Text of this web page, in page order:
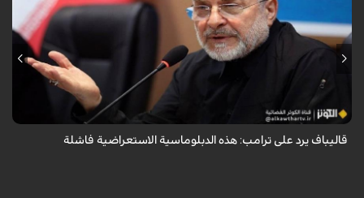
أكد رئيس مجلس الشورى الإسلامي الإيراني أن التصريحات الاستعراضية
والتهديدات المتكررة لم تعد تُجدي نفعاً، واصفاً إياها بالدبلوماسية الفاشلة.
قاليباف يرد على ترامب: هذه الدبلوماسية الاستعراضية فاشلة